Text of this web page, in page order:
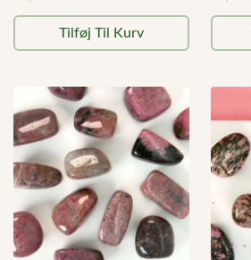
Tilføj Til Kurv